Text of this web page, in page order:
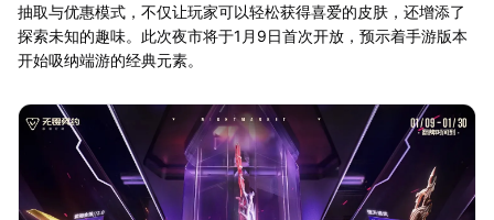
抽取与优惠模式，不仅让玩家可以轻松获得喜爱的皮肤，还增添了
探索未知的趣味。此次夜市将于1月9日首次开放，预示着手游版本
开始吸纳端游的经典元素。